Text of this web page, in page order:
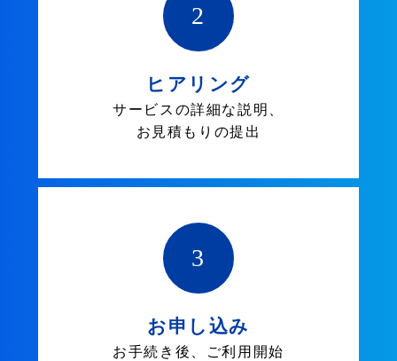
2
ヒアリング
サービスの詳細な説明、
お見積もりの提出
3
お申し込み
お手続き後、ご利用開始